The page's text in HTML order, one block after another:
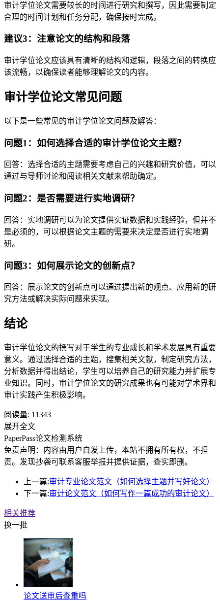
审计学位论文需要较长的时间进行研究和撰写，因此需要制定
合理的时间计划和任务分配，确保按时完成。
建议3：注意论文的结构和段落
审计学位论文应该具有清晰的结构和逻辑，段落之间的转换应
该流畅，以确保读者能够理解论文的内容。
审计学位论文常见问题
以下是一些常见的审计学位论文问题及解答：
问题1：如何选择合适的审计学位论文主题？
回答：选择合适的主题需要考虑自己的兴趣和研究价值，可以
通过与导师讨论和阅读相关文献来帮助确定。
问题2：是否需要进行实地调研？
回答：实地调研可以为论文提供实证数据和实践经验，但并不
是必须的，可以根据论文主题的需要来决定是否进行实地调
研。
问题3：如何展示论文的创新点？
回答：展示论文的创新点可以通过提出新的观点、应用新的研
究方法或解决实际问题来实现。
结论
审计学位论文的撰写对于学生的专业成长和学术发展具有重要
意义。通过选择合适的主题，搜集相关文献，制定研究方法，
分析数据并得出结论，学生可以培养自己的研究能力并扩展专
业知识。同时，审计学位论文的研究成果也有可能对学术界和
审计实践产生积极影响。
阅读量: 11343
展开全文
PaperPass论文检测系统
免责声明：内容由用户自发上传，本站不拥有所有权，不担
责。发现抄袭可联系客服举报并提供证据，查实即删。
上一篇:审计专业论文范文（如何选择主题并写好论文）
下一篇:审计论文范文（如何写作一篇成功的审计论文）
相关推荐
换一批
论文送审后查重吗